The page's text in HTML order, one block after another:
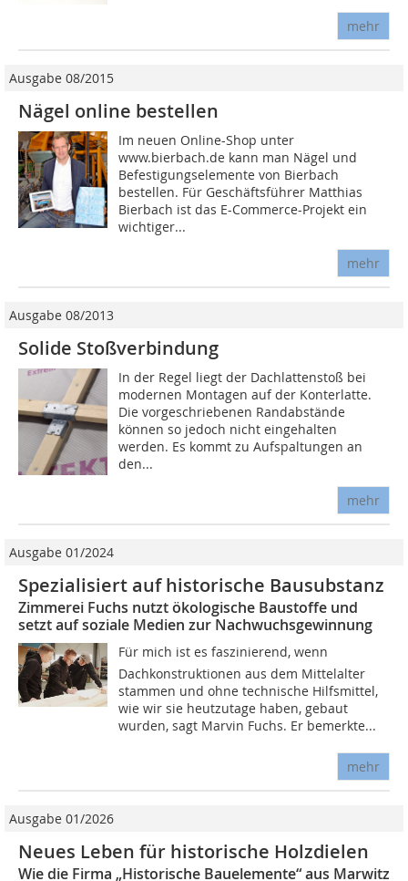
mehr
Ausgabe 08/2015
Nägel online bestellen
Im neuen Online-Shop unter
www.bierbach.de kann man Nägel und
Befestigungselemente von Bierbach
bestellen. Für Geschäftsführer ­Matthias
Bierbach ist das E-Commerce-Projekt ein
wichtiger...
mehr
Ausgabe 08/2013
Solide Stoßverbindung
In der Regel liegt der Dachlattenstoß bei
modernen Montagen auf der Konterlatte.
Die vorgeschriebenen Randabstände
können so jedoch nicht eingehalten
werden. Es kommt zu Aufspaltungen an
den...
mehr
Ausgabe 01/2024
Spezialisiert auf historische Bausubstanz
Zimmerei Fuchs nutzt ökologische Baustoffe und
setzt auf soziale Medien zur Nachwuchsgewinnung
Für mich ist es faszinierend, wenn
Dachkonstruktionen aus dem Mittelalter
stammen und ohne technische Hilfsmittel,
wie wir sie heutzutage haben, gebaut
wurden, sagt Marvin Fuchs. Er bemerkte...
mehr
Ausgabe 01/2026
Neues Leben für historische Holzdielen
Wie die Firma „Historische Bauelemente“ aus Marwitz